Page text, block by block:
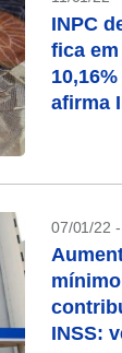
INPC
fica em
afirma
07/01/22
INSS: